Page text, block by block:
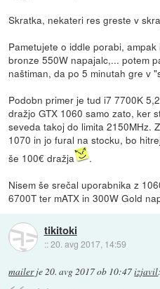
Skratka, nekateri res greste v
Pametujete o iddle porabi,
bronze 550W napajalc,... potem
naštiman, da po 5 minutah gre v
Podobn primer je tud i7 7700K
dražjo GTX 1060 samo zato, ker
seveda takoj do limita 2150MHz.
1070 in jo fural na stocku, bo
še 100€ dražja
.
Nisem še srečal uporabnika z
6700T ter mATX in 300W Gold
tikitoki
::20. avg 2017, 14:59
mailerje20. avg 2017 ob 10:47izjavil: